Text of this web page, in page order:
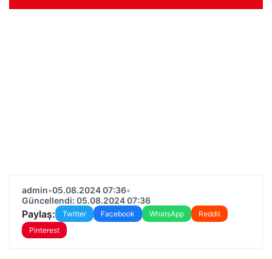
admin•05.08.2024 07:36•
Güncellendi: 05.08.2024 07:36
Paylaş: Twitter Facebook WhatsApp
Reddit
Pinterest